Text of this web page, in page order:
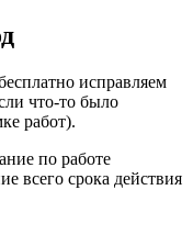
исправляем
что-то было
работ).
по работе
всего срока действия